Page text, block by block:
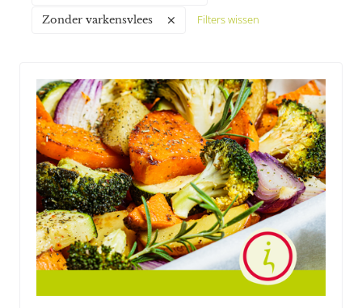
Zonder varkensvlees Filters wissen